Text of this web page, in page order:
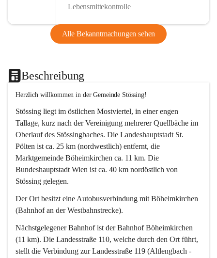
Lebensmittekontrolle
Alle Bekanntmachungen sehen
Beschreibung
Herzlich willkommen in der Gemeinde Stössing!
Stössing liegt im östlichen Mostviertel, in einer engen
Tallage, kurz nach der Vereinigung mehrerer Quellbäche im
Oberlauf des Stössingbaches. Die Landeshauptstadt St.
Pölten ist ca. 25 km (nordwestlich) entfernt, die
Marktgemeinde Böheimkirchen ca. 11 km. Die
Bundeshauptstadt Wien ist ca. 40 km nordöstlich von
Stössing gelegen.
Der Ort besitzt eine Autobusverbindung mit Böheimkirchen
(Bahnhof an der Westbahnstrecke).
Nächstgelegener Bahnhof ist der Bahnhof Böheimkirchen
(11 km). Die Landesstraße 110, welche durch den Ort führt,
stellt die Verbindung zur Landesstraße 119 (Altlengbach -